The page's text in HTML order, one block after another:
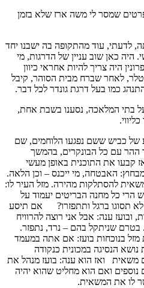
פרטים שמסר לי משה ארז שלא בזמן
לדעתי, עוד מהתקופה בה ישבנו יחד
היה כאן שוב עניין של הדרגות, מי
היה צריך להיות אחראי כיוון
לאחר שברח מבית הסוהר, קיבל
כמו בעל דרגת גונדר לכל דבר.
בתי המלאכה, נסענו בשבת אחת,
של כביש ששם נפגעו הלוחמים, שם
ההר עם כל הבונקרים, בהמשך
קבעו את התוכנית באופן מעשי
האבטחה, מי ייכנס – וכן הלאה.
להסתלקות מהירה. מזל העיר לו:
הרי כל מחנה הבריטים יעמוד על
לא תסוגו ברגל ותתפזרו? אם תיסע
ענה: אבל אני רוצה להרוויח
בטרם שניתקל בהם – נרד, נתפזר.
בנוכחות בועז: אם אתה במעמד
הנסיגה במכונית כנקודה
משאית ואז הוא ענה: בועז מנהל את
נוספים ואם הוא מחליט שהוא יהיה
לו את המשאית.